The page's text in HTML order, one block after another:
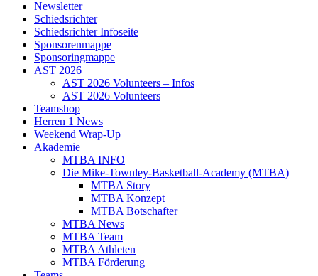
Newsletter
Schiedsrichter
Schiedsrichter Infoseite
Sponsorenmappe
Sponsoringmappe
AST 2026
AST 2026 Volunteers – Infos
AST 2026 Volunteers
Teamshop
Herren 1 News
Weekend Wrap-Up
Akademie
MTBA INFO
Die Mike-Townley-Basketball-Academy (MTBA)
MTBA Story
MTBA Konzept
MTBA Botschafter
MTBA News
MTBA Team
MTBA Athleten
MTBA Förderung